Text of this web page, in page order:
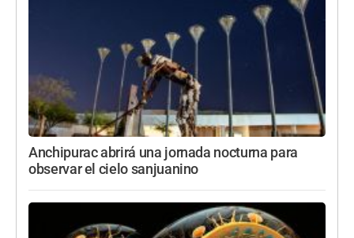
Anchipurac abrirá una jornada nocturna para
observar el cielo sanjuanino